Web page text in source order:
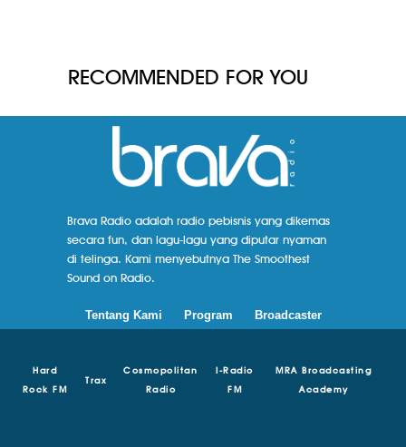
RECOMMENDED FOR YOU
Brava Radio adalah radio pebisnis yang dikemas
secara fun, dan lagu-lagu yang diputar nyaman
di telinga. Kami menyebutnya The Smoothest
Sound on Radio.
Tentang Kami Program Broadcaster
Hard
Rock FM
Trax
Cosmopolitan
Radio
I-Radio
FM
MRA Broadcasting
Academy